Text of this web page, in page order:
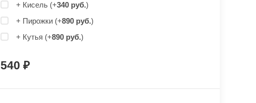
+ Кисель (+340 руб.)
+ Пирожки (+890 руб.)
+ Кутья (+890 руб.)
540